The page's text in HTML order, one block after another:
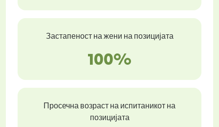
Застапеност на жени на позицијата
100%
Просечна возраст на испитаникот на
позицијата